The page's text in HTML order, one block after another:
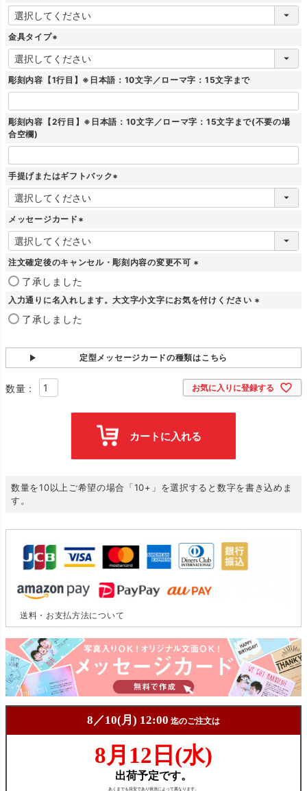
(
必
須
金具タイプ
(
必
須
彫刻内容【1行目】※日本語：10文字／ローマ字：15文字まで
彫刻内容【2行目】※日本語：10文字／ローマ字：15文字まで(不要の場
合空欄)
手提げまたはギフトバック
(
メッセージカード
(
必
須
注文確定後のキャンセル・彫刻内容の変更不可
須
了承しました
入力通りに名入れします。大文字小文字にお気を付けください
)
了承しました
定型メッセージカードの種類はこちら
お気に入りに登録する
カートに入れる
数量を10以上ご希望の場合「10+」を選択すると数字を書き込めま
す。
送料・お支払方法について